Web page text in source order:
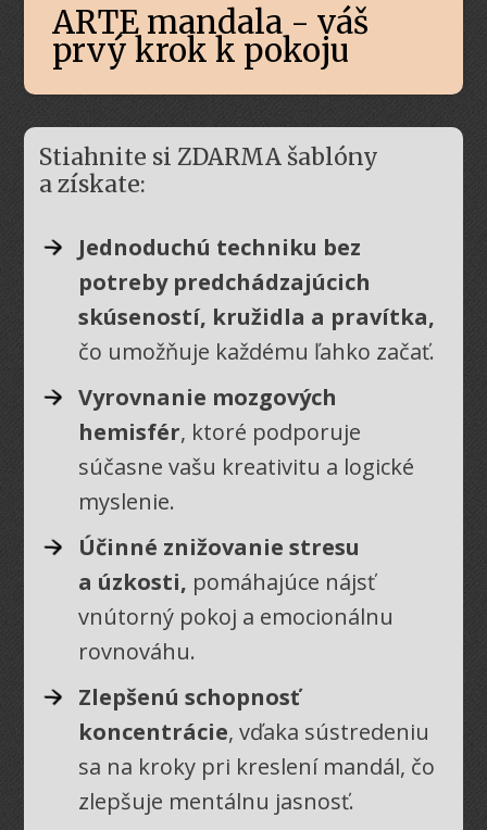
ARTE mandala - váš
prvý krok k pokoju
Stiahnite si ZDARMA šablóny
a získate:
Jednoduchú techniku bez
potreby predchádzajúcich
skúseností, kružidla a pravítka,
čo umožňuje každému ľahko začať.
Vyrovnanie mozgových
hemisfér, ktoré podporuje
súčasne vašu kreativitu a logické
myslenie.
Účinné znižovanie stresu
a úzkosti, pomáhajúce nájsť
vnútorný pokoj a emocionálnu
rovnováhu.
Zlepšenú schopnosť
koncentrácie, vďaka sústredeniu
sa na kroky pri kreslení mandál, čo
zlepšuje mentálnu jasnosť.